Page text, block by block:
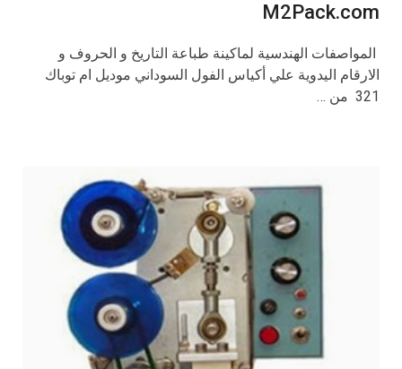
M2Pack.com
​ المواصفات الهندسية لماكينة طباعة التاريخ و الحروف و
الارقام اليدوية علي أكياس الفول السوداني موديل ام توباك
321 من …